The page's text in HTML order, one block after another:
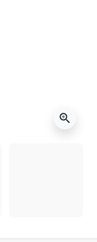
zoom_in